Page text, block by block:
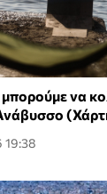
μπορούμε να
19:38